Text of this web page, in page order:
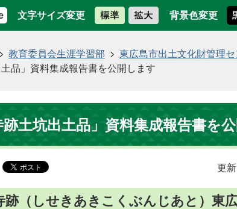
文字サイズ変更 背景色変更
教育委員会生涯学習部 東広島市出土文化財管理セ
土品」資料集成報告書を公開します
跡土坑出土品」資料集成報告書を
更
跡（しせきあきこくぶんじあと）東